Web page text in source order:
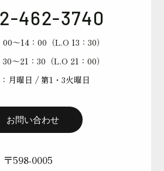
462-3740
00～14：00（L.O 13：30）
30～21：30（L.O 21：00）
月曜日 / 第1・3火曜日
お問い合わせ
〒598-0005